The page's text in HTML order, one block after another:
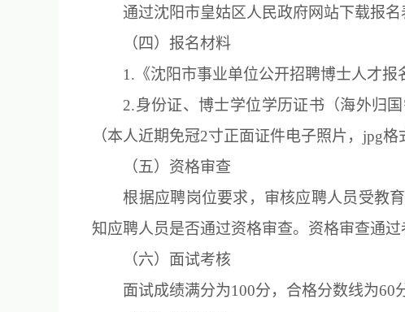
通过沈阳市皇姑区人民政府网站下载报名
（四）报名材料
1.《沈阳市事业单位公开招聘博士人才报
2.身份证、博士学位学历证书（海外归
（本人近期免冠2寸正面证件电子照片，jpg格
（五）资格审查
根据应聘岗位要求，审核应聘人员受教
知应聘人员是否通过资格审查。资格审查通过
（六）面试考核
面试成绩满分为100分，合格分数线为60